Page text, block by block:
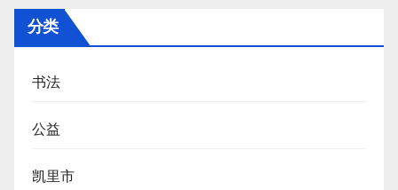
分类
书法
公益
凯里市